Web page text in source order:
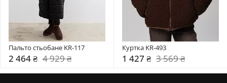
Пальто стьобане KR-117
2 464 ₴ 4 929 ₴
Куртка KR-493
1 427 ₴ 3 569 ₴